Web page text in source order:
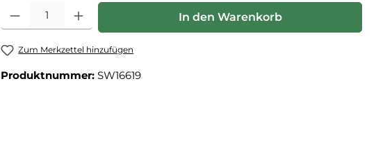
Produkt Anzahl: Gib den gewünschten Wert ein oder benutze die
In den Warenkorb
Zum Merkzettel hinzufügen
Produktnummer: SW16619